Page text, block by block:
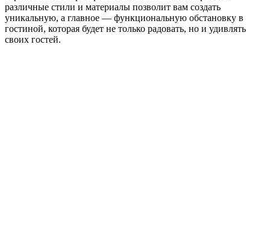
различные стили и материалы позволит вам создать
уникальную, а главное — функциональную обстановку в
гостиной, которая будет не только радовать, но и удивлять
своих гостей.